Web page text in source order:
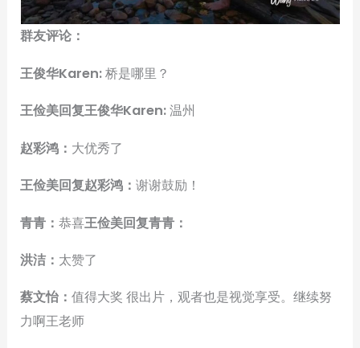
群友评论：
王俊华Karen:桥是哪里？
王俭美回复王俊华Karen:温州
赵彩鸿： 大优秀了
王俭美回复赵彩鸿：谢谢鼓励！
青青：恭喜王俭美回复青青：
洪洁： 太赞了
蔡文怡：值得大奖 很出片，观者也是视觉享受。继续努
力啊王老师